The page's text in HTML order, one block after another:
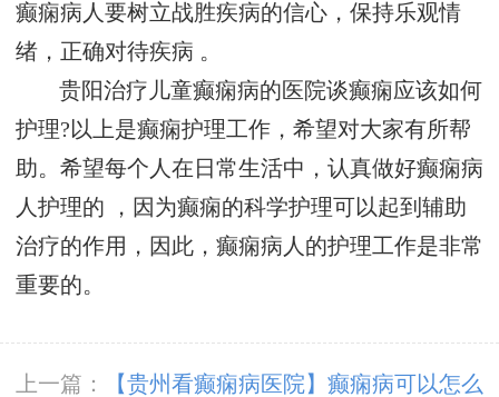
癫痫病人要树立战胜疾病的信心，保持乐观情
绪，正确对待疾病 。
贵阳治疗儿童癫痫病的医院谈癫痫应该如何
护理?以上是癫痫护理工作，希望对大家有所帮
助。希望每个人在日常生活中，认真做好癫痫病
人护理的 ，因为癫痫的科学护理可以起到辅助
治疗的作用，因此，癫痫病人的护理工作是非常
重要的。
上一篇：
【贵州看癫痫病医院】癫痫病可以怎么